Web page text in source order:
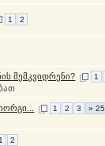
1 2
მემკვიდრენი? 1
1 2 3 » 25
1 2